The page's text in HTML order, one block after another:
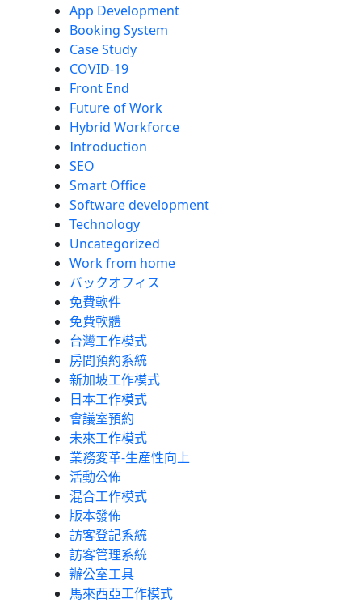
App Development
Booking System
Case Study
COVID-19
Front End
Future of Work
Hybrid Workforce
Introduction
SEO
Smart Office
Software development
Technology
Uncategorized
Work from home
バックオフィス
免費軟件
免費軟體
台灣工作模式
房間預約系統
新加坡工作模式
日本工作模式
會議室預約
未來工作模式
業務変革-生産性向上
活動公佈
混合工作模式
版本發佈
訪客登記系統
訪客管理系統
辦公室工具
馬來西亞工作模式